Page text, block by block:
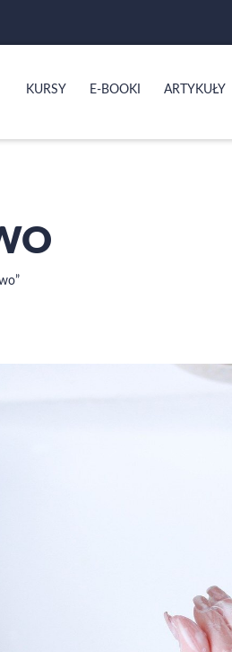
KURSY E-BOOKI ARTYKUŁY